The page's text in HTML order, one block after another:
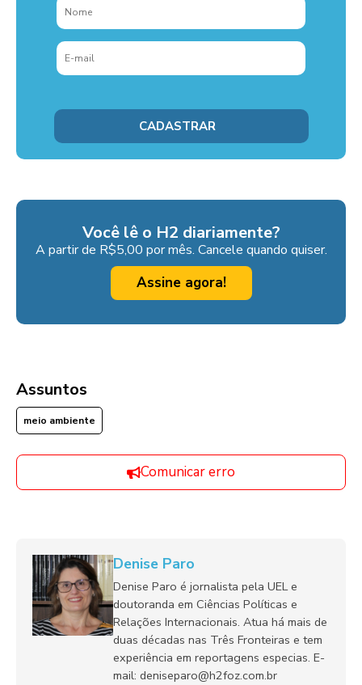
Você lê o H2 diariamente?
A partir de R$5,00 por mês. Cancele quando quiser.
Assine agora!
Assuntos
meio ambiente
Comunicar erro
Denise Paro
Denise Paro é jornalista pela UEL e
doutoranda em Ciências Políticas e
Relações Internacionais. Atua há mais de
duas décadas nas Três Fronteiras e tem
experiência em reportagens especias. E-
mail: deniseparo@h2foz.com.br